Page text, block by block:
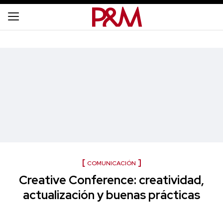
COMUNICACIÓN
Creative Conference: creatividad,
actualización y buenas prácticas